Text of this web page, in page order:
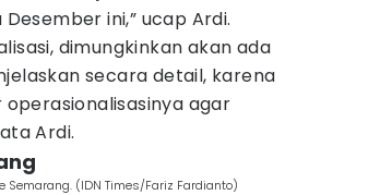
ini,” ucap Ardi.
dimungkinkan akan ada
secara detail, karena
agar
Ardi.
(IDN Times/Fariz Fardianto)